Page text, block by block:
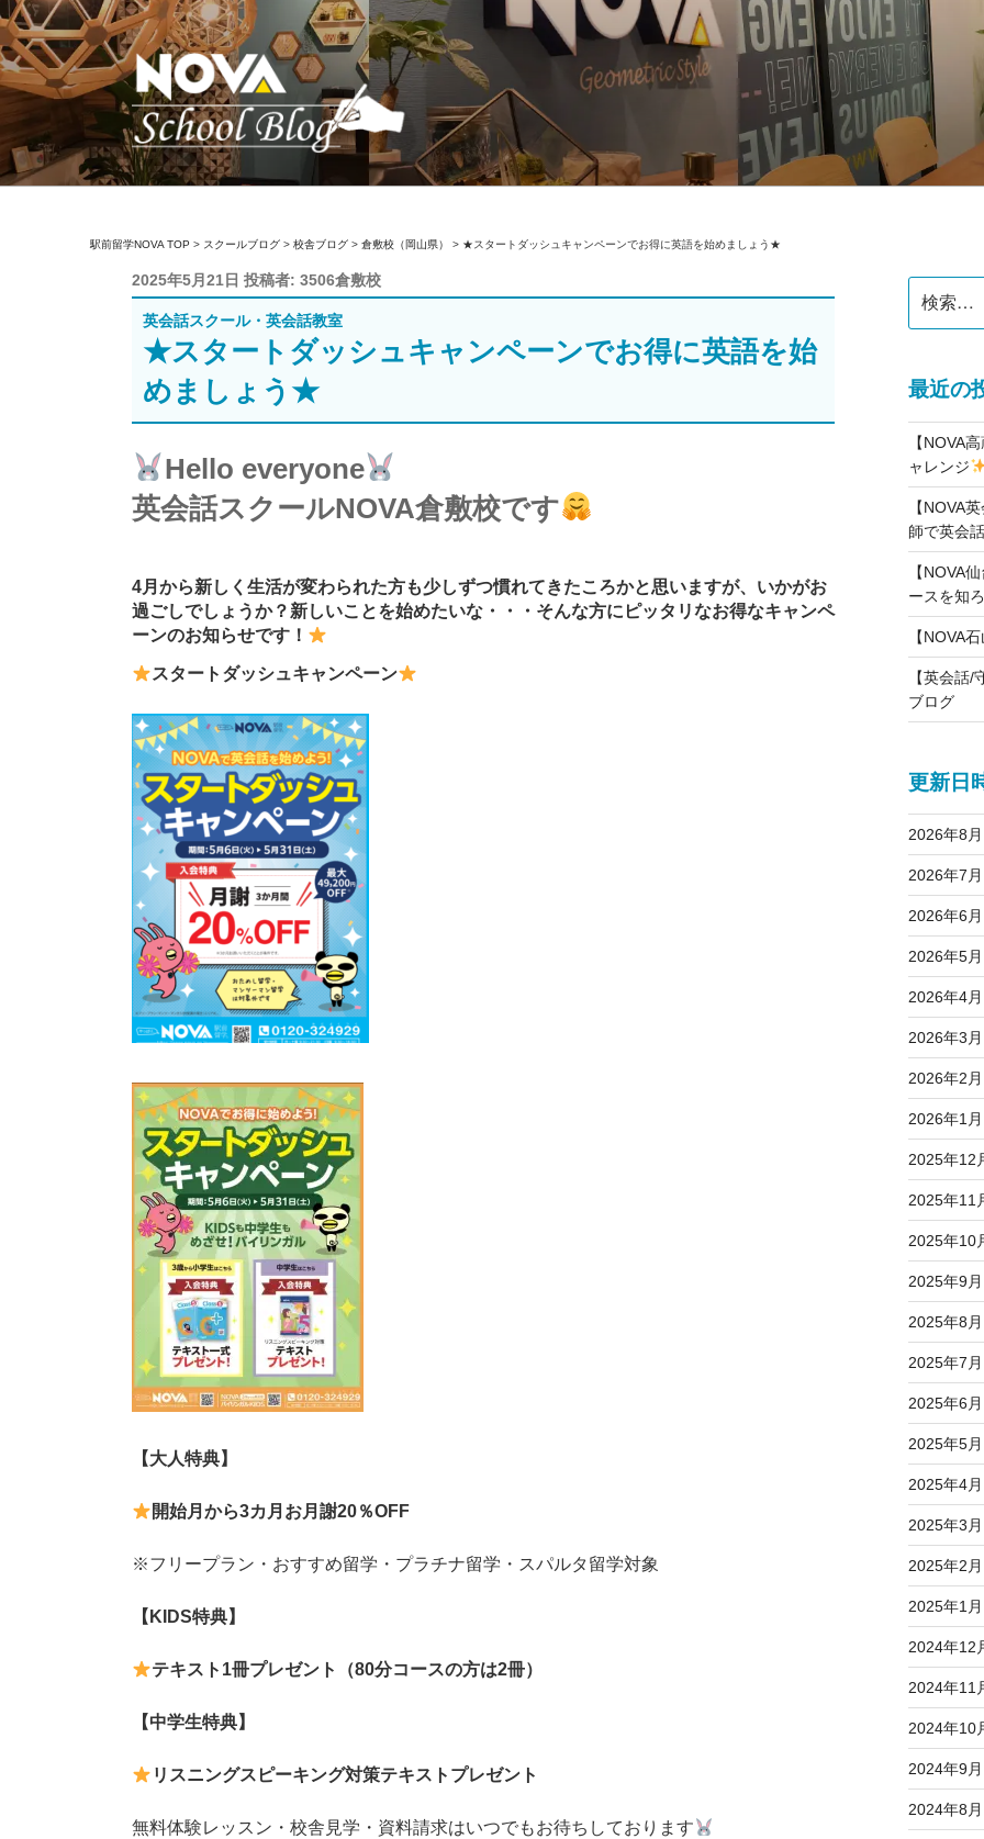
コ
ン
テ
ン
ス
駅前留学NOVA TOP > スクールブログ > 校舎ブログ > 倉敷校（岡山県） > ★スタートダッシュキャンペーンでお得に英語を始めましょう★
投
稿
日:
2025年5月21日 投稿者: 3506倉敷校
英会話スクール・英会話教室
★スタートダッシュキャンペーンでお得に英語を始
めましょう★
Hello everyone
英会話スクールNOVA倉敷校です
4月から新しく生活が変わられた方も少しずつ慣れてきたころかと思いますが、いかがお
過ごしでしょうか？新しいことを始めたいな・・・そんな方にピッタリなお得なキャンペ
ーンのお知らせです！
スタートダッシュキャンペーン
【大人特典】
開始月から3カ月お月謝20％OFF
※フリープラン・おすすめ留学・プラチナ留学・スパルタ留学対象
【KIDS特典】
テキスト1冊プレゼント（80分コースの方は2冊）
【中学生特典】
リスニングスピーキング対策テキストプレゼント
無料体験レッスン・校舎見学・資料請求はいつでもお待ちしております
索:
最近の
【NOVA
ャレンジ
【NOVA
師で英会
【NOVA
ースを知
【NOVA
【英会話/
ブログ
更新日
2026年8月
2026年7月
2026年6月
2026年5月
2026年4月
2026年3月
2026年2月
2026年1月
2025年12
2025年11
2025年10
2025年9月
2025年8月
2025年7月
2025年6月
2025年5月
2025年4月
2025年3月
2025年2月
2025年1月
2024年12
2024年11
2024年10
2024年9月
2024年8月